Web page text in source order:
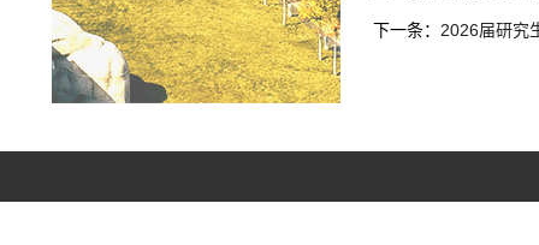
下一条： 2026届研究